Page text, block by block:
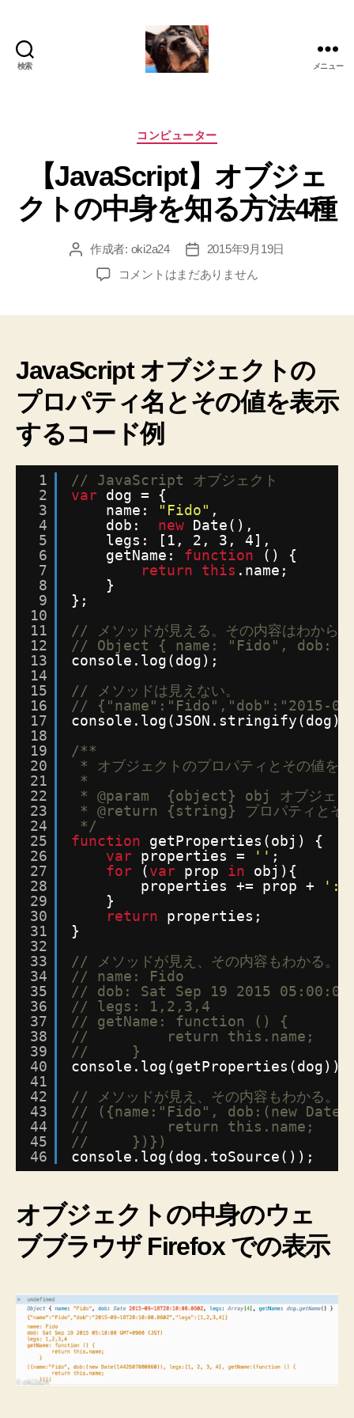
検索 メニュー
カ
ゴ
リ
ー
コンピューター
【JavaScript】オブジェ
クトの中身を知る方法4種
投 作成者: oki2a24
投
稿
日
2015年9月19日
【JavaScript】
ク
ト
身
を
知
る
方
法
4
種
コメントはまだありません
JavaScript オブジェクトの
プロパティ名とその値を表示
するコード例
1
2
3
4
5
6
7
8
9
10
11
12
13
14
15
16
17
18
19
20
21
22
23
24
25
26
27
28
29
30
31
32
33
34
35
36
37
38
39
40
41
42
43
44
45
46
// JavaScript オブジェクト
var dog = {
name:
"Fido" ,
dob: new Date(),
legs: [1, 2, 3, 4],
getName: function
() {
return
this .name;
}
};
// メソッドが見える。その内容はわから
// Object { name: "Fido", dob:
console.log(dog);
// メソッドは見えない。
// {"name":"Fido","dob":"2015-
/**
* オブジェクトのプロパティとその値を
*
* @param  {object} obj オブジェク
* @return {string} プロパティとその
*/
function
getProperties(obj) {
var properties = '' ;
for
(var prop in
obj){
properties += prop +
':
}
return
properties;
}
// メソッドが見え、その内容もわかる。
// name: Fido
// dob: Sat Sep 19 2015 05:00:04
// legs: 1,2,3,4
// getName: function () {
//         return this.name;
//     }
console.log(getProperties(dog));
// メソッドが見え、その内容もわかる。
// ({name:"Fido", dob:(new
//         return this.name;
//     })})
console.log(dog.toSource());
オブジェクトの中身のウェ
ブブラウザ Firefox での表示